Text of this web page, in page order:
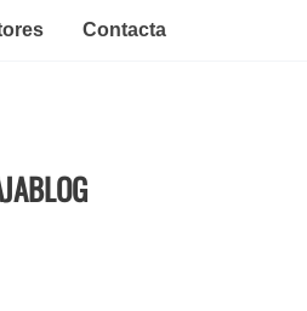
Contacta